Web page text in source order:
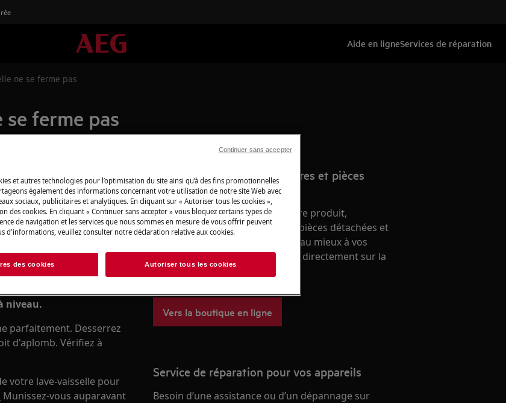
Aide en ligneServices de réparation
ne se ferme pas
ferme pas
niveau.
parfaitement. Desserrez
d'aplomb. Vérifiez à
votre lave-vaisselle pour
Munissez-vous auparavant
Boutique en ligne d’accessoires et pièces
détachées
Pour profiter pleinement de votre produit,
découvrez tous les accessoires, pièces détachées et
produits d’entretien, répondant au mieux à vos
besoins, du quotidien. A acheter directement sur la
boutique en ligne aeg.
Vers la boutique en ligne
Service de réparation pour vos appareils
Besoin d’une assistance ou d’un dépannage sur
et autres technologies pour l’optimisation du site ainsi qu’à des fins promotionnelles
également des informations concernant votre utilisation de notre site Web avec
sociaux, publicitaires et analytiques. En cliquant sur « Autoriser tous les cookies »,
des cookies. En cliquant « Continuer sans accepter » vous bloquez certains types de
de navigation et les services que nous sommes en mesure de vous offrir peuvent
d'informations, veuillez consulter notre déclaration relative aux cookies.
des cookies Autoriser tous les cookies
Continuer sans accepter